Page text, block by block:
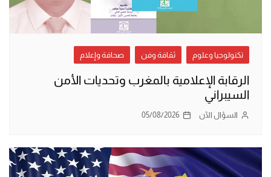
تكنولوجيا وعلوم ثقافة وفن صحافة وإعلام
الرقابة الإعلامية بالمغرب وتحديات الأمن
السيبراني
السؤال الآن 05/08/2026